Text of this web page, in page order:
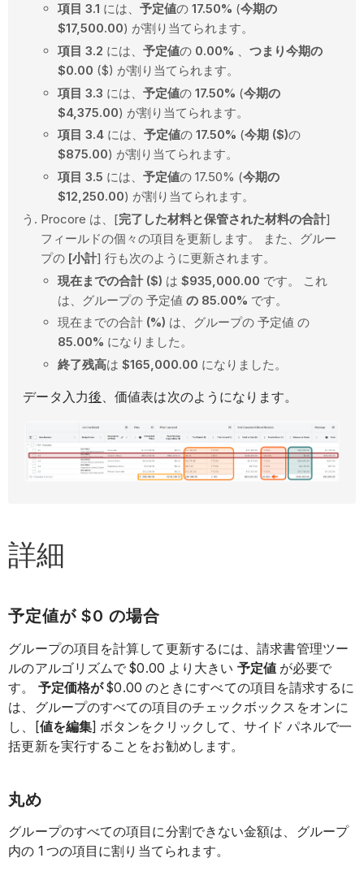
項目 3.1 には、予定値の17.50% (今期の
$17,500.00) が割り当てられます。
項目 3.2 には、予定値の 0.00% 、つまり今期の
$0.00 ($) が割り当てられます。
項目 3.3 には、予定値の17.50% (今期の
$4,375.00) が割り当てられます。
項目 3.4 には、予定値の17.50% (今期 ($)の
$875.00) が割り当てられます。
項目 3.5 には、予定値の 17.50% (今期の
$12,250.00) が割り当てられます。
Procore は、[完了した材料と保管された材料の合計]
フィールドの個々の項目を更新します。 また、グルー
プの [小計] 行も次のように更新されます。
現在までの合計 ($) は$935,000.00 です。 これ
は、グループの 予定値 の 85.00% です。
現在までの合計 (%) は、グループの 予定値 の
85.00% になりました。
終了残高は$165,000.00 になりました。
データ入力後 、価値表は次のようになります。
詳細
予定値が $0 の場合
グループの項目を計算して更新するには、請求書管理ツー
ルのアルゴリズムで $0.00 より大きい 予定値が必要で
す。 予定価格が$0.00 のときにすべての項目を請求するに
は、グループのすべての項目のチェックボックスをオンに
し、[値を編集] ボタンをクリックして、サイド パネルで一
括更新を実行することをお勧めします。
丸め
グループのすべての項目に分割できない金額は、グループ
内の 1 つの項目に割り当てられます。